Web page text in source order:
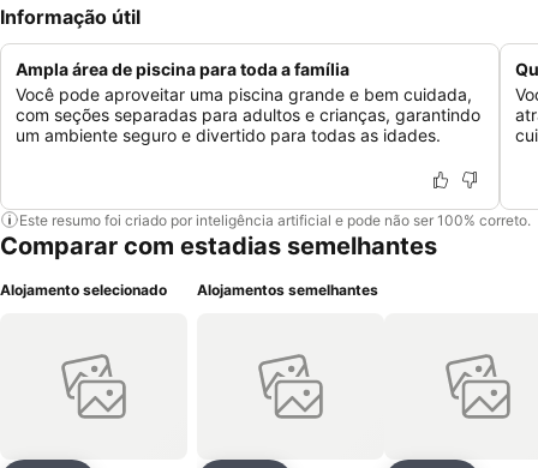
Informação útil
Ampla área de piscina para toda a família
Você pode aproveitar uma piscina grande e bem cuidada,
com seções separadas para adultos e crianças, garantindo
um ambiente seguro e divertido para todas as idades.
Este resumo foi criado por inteligência artificial e pode não ser 100% correto.
Comparar com estadias semelhantes
Alojamento selecionado Alojamentos semelhantes